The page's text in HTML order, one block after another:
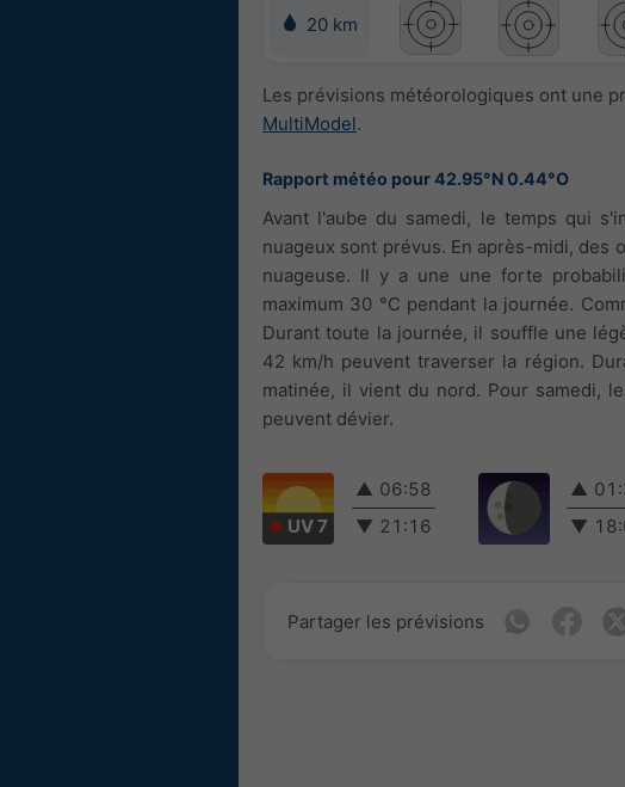
20 km
Les prévisions météorologiques ont une
MultiModel.
Rapport météo pour 42.95°N 0.44°O
Avant l'aube du samedi, le temps qui
nuageux sont prévus. En après-midi, des
nuageuse. Il y a une une forte
maximum 30 °C pendant la journée.
Durant toute la journée, il souffle une
42 km/h peuvent traverser la région.
matinée, il vient du nord. Pour samedi,
peuvent dévier.
UV 7
▲ 06:58
▼ 21:16
▲
▼
Partager les prévisions